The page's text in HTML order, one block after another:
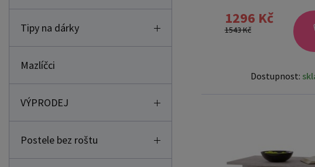
Tipy na dárky
Mazlíčci
VÝPRODEJ
Postele bez roštu
1296 Kč
1543 Kč
Dostupnost: